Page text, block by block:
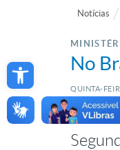
Open toolbar
Notícias
No
QUINTA-